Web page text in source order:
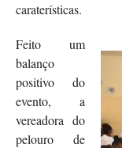
caraterísticas.
Feito um
balanço
positivo do
evento, a
vereadora do
pelouro de